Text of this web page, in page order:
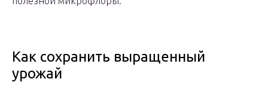
Как сохранить выращенный
урожай